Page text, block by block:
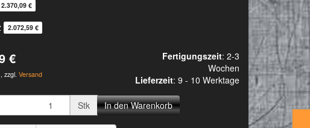
2.370,09 €
2.072,59 €
€
, zzgl.Versand
Fertigungszeit: 2-3
Wochen
Lieferzeit: 9 - 10 Werktage
Stk In den Warenkorb